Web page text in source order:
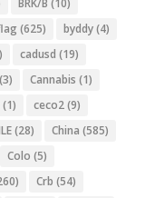
BRK/B (10)
(625) byddy(4)
cadusd (19)
(3) Cannabis (1)
(1) ceco2(9)
(28) China (585)
Colo (5)
Crb (54)